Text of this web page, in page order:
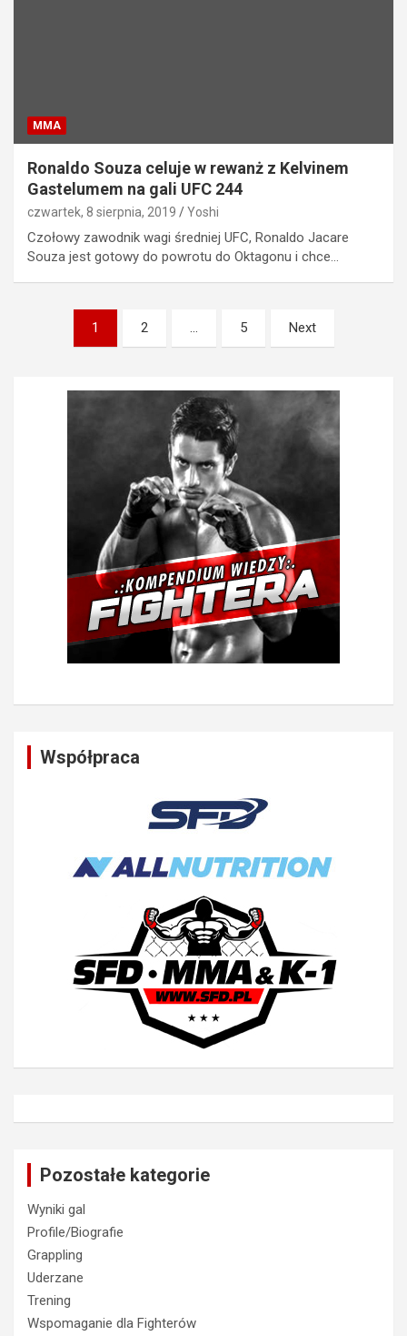
MMA
Ronaldo Souza celuje w rewanż z Kelvinem
Gastelumem na gali UFC 244
czwartek, 8 sierpnia, 2019 Yoshi
Czołowy zawodnik wagi średniej UFC, Ronaldo Jacare
Souza jest gotowy do powrotu do Oktagonu i chce…
Stronicowanie
wpisów
1 2 … 5 Next
Współpraca
Pozostałe kategorie
Wyniki gal
Profile/Biografie
Grappling
Uderzane
Trening
Wspomaganie dla Fighterów